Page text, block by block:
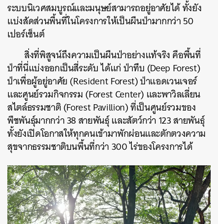
ระบบนิเวศสมบูรณ์และมนุษย์สามารถอยู่อาศัยได้ ทั้งยัง
แบ่งสัดส่วนพื้นที่ในโครงการให้เป็นผืนป่ามากกว่า 50
เปอร์เซ็นต์
สิ่งที่พิสูจน์ถึงความเป็นผืนป่าอย่างแท้จริง คือพื้นที่
ป่าที่นี่แบ่งออกเป็นสี่ระดับ ได้แก่ ป่าทึบ (Deep Forest)
ป่าเพื่อผู้อยู่อาศัย (Resident Forest) ป่าแอดเวนเจอร์
และศูนย์รวมกิจกรรม (Forest Center) และพาวิลเลี่ยน
สไตล์ธรรมชาติ (Forest Pavillion) ที่เป็นศูนย์รวมของ
พืชพันธุ์มากกว่า 38 สายพันธุ์ และสัตว์กว่า 123 สายพันธุ์
ทั้งยังเปิดโอกาสให้ทุกคนเข้ามาพักผ่อนและตักตวงความ
สุขจากธรรมชาติบนพื้นที่กว่า 300 ไร่ของโครงการได้